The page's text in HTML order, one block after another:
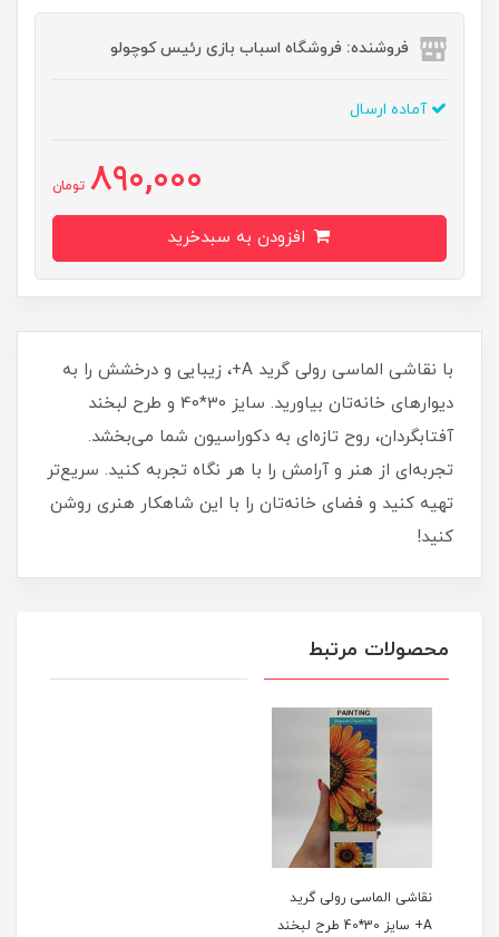
فروشنده: فروشگاه اسباب بازی رئیس کوچولو
آماده ارسال
890,000 تومان
با نقاشی الماسی رولی گرید A+، زیبایی و درخشش را به
دیوارهای خانه‌تان بیاورید. سایز 30*40 و طرح لبخند
آفتابگردان، روح تازه‌ای به دکوراسیون شما می‌بخشد.
تجربه‌ای از هنر و آرامش را با هر نگاه تجربه کنید. سریع‌تر
تهیه کنید و فضای خانه‌تان را با این شاهکار هنری روشن
کنید!
محصولات مرتبط
نقاشی الماسی رولی گرید
A+ سایز 30*40 طرح لبخند